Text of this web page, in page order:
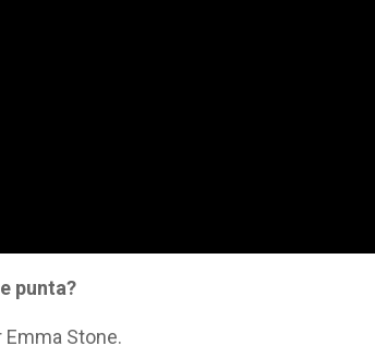
punta?
Emma Stone.